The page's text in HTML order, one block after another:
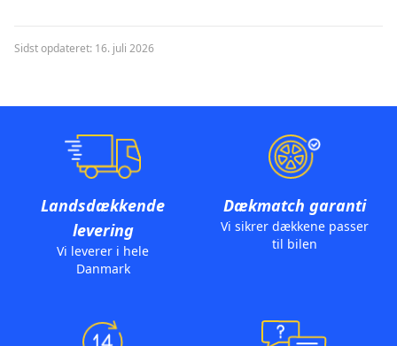
Sidst opdateret: 16. juli 2026
Landsdækkende
levering
Vi leverer i hele
Danmark
Dækmatch garanti
Vi sikrer dækkene passer
til bilen